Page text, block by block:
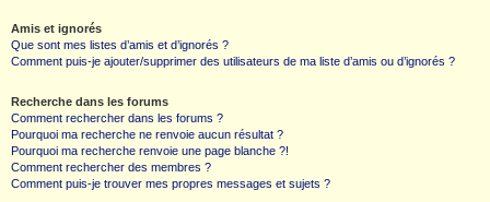
Amis et ignorés
Que sont mes listes d’amis et d’ignorés ?
Comment puis-je ajouter/supprimer des utilisateurs de ma liste d’amis ou d’ignorés ?
Recherche dans les forums
Comment rechercher dans les forums ?
Pourquoi ma recherche ne renvoie aucun résultat ?
Pourquoi ma recherche renvoie une page blanche ?!
Comment rechercher des membres ?
Comment puis-je trouver mes propres messages et sujets ?